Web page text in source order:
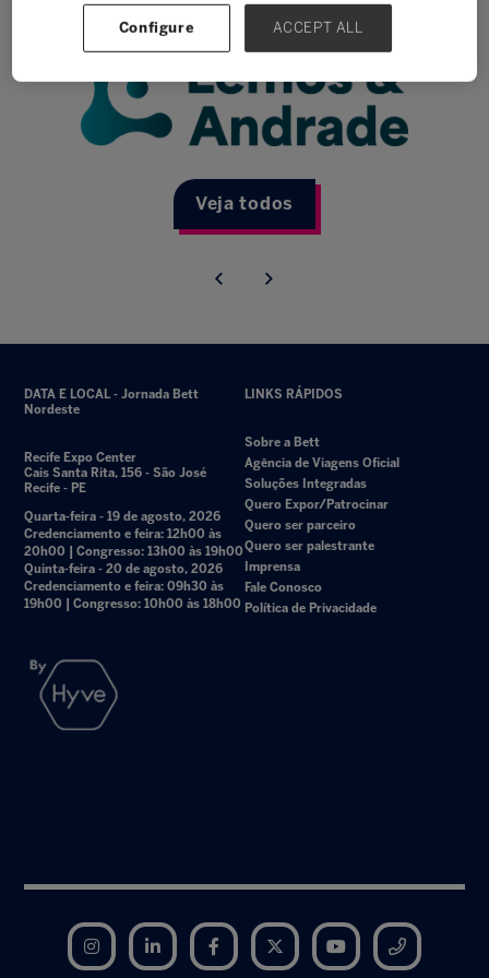
Veja todos
DATA E LOCAL - Jornada Bett
Nordeste
Recife Expo Center
Cais Santa Rita, 156 - São José
Recife - PE
Quarta-feira - 19 de agosto, 2026
Credenciamento e feira: 12h00 às
20h00 | Congresso: 13h00 às 19h00
Quinta-feira - 20 de agosto, 2026
Credenciamento e feira: 09h30 às
19h00 | Congresso: 10h00 às 18h00
LINKS RÁPIDOS
Sobre a Bett
Agência de Viagens Oficial
Soluções Integradas
Quero Expor/Patrocinar
Quero ser parceiro
Quero ser palestrante
Imprensa
Fale Conosco
Política de Privacidade
Instagram LinkedIn Facebook Twitter YouTube
Configure ACCEPT ALL